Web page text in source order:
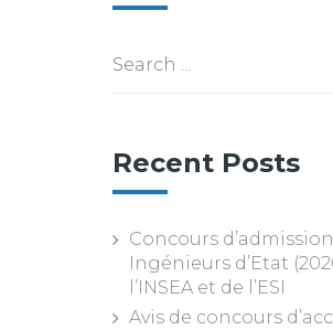
Recent Posts
Concours
Ingénieurs d’Etat
l’INSEA et de l’ESI
Avis de concours